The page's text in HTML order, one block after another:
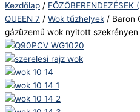
Kezdőlap / FŐZŐBERENDEZÉSEK
QUEEN 7 / Wok tűzhelyek / Baron
gázüzemű wok nyitott szekrényen